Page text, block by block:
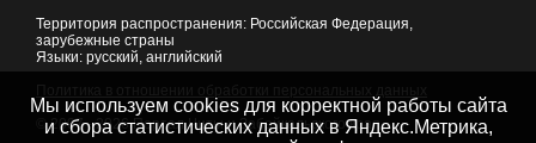
Территория распространения: Российская Федерация,
зарубежные страны
Языки: русский, английский
© 2007 - 2026Портал Читы и Забайкальского края
Мы используем cookies для корректной работы сайта
и сбора статистических данных в Яндекс.Метрика,